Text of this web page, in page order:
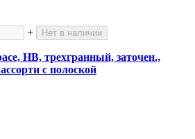
+ Нет в наличии
HB, трехгранный, заточен.,
с полоской